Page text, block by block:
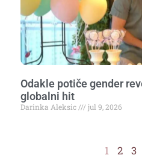
Odakle potiče gender
globalni hit
Darinka Aleksic jul 9, 2026
1 2 3